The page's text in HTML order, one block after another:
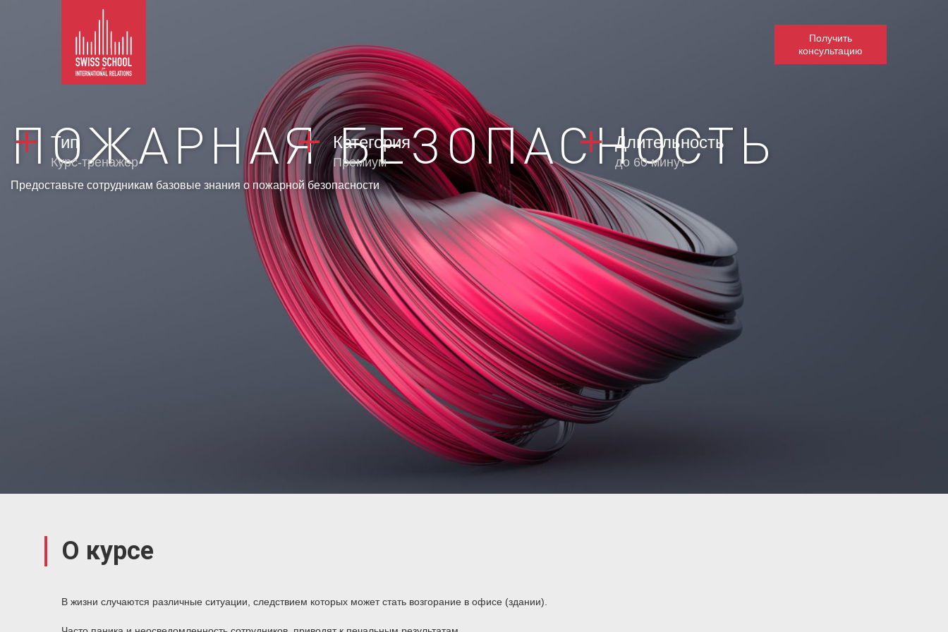
Получить
консультацию
ПОЖАРНАЯ БЕЗОПАСНОСТЬ
Предоставьте сотрудникам базовые знания о пожарной безопасности
Тип
Курс-тренажер
Категория
Премиум
Длительность
до 60 минут
О курсе
В жизни случаются различные ситуации, следствием которых может стать возгорание в офисе (здании).